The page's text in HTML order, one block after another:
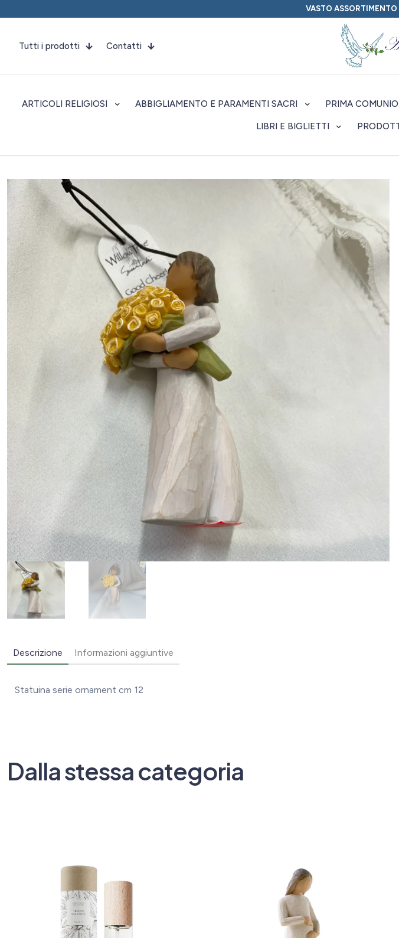
VASTO
Tutti i prodotti Contatti
ARTICOLI RELIGIOSI ABBIGLIAMENTO E PARAMENTI SACRI PRIMA
LIBRI E BIGLIETTI
Descrizione Informazioni aggiuntive
Statuina serie ornament cm 12
Dalla stessa categoria